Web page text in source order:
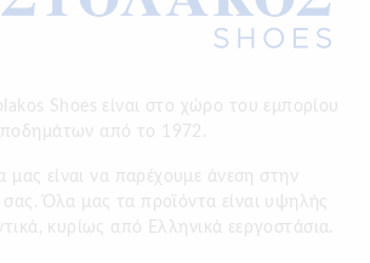
Shoes είναι στο χώρο του εμπορίου
από το 1972.
μας είναι να παρέχουμε άνεση στην
σας. Όλα μας τα προϊόντα είναι υψηλής
κυρίως από Ελληνικά εεργοστάσια.